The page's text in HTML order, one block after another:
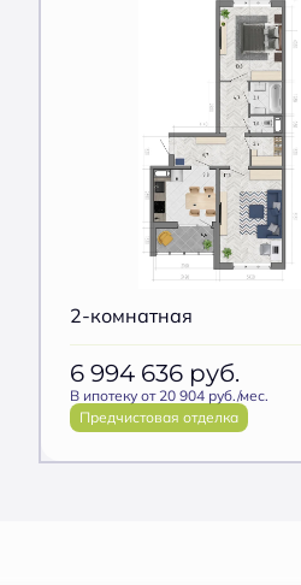
2-комнатная
6 994 636 руб.
В ипотеку от 20 904 руб./мес.
Предчистовая отделка